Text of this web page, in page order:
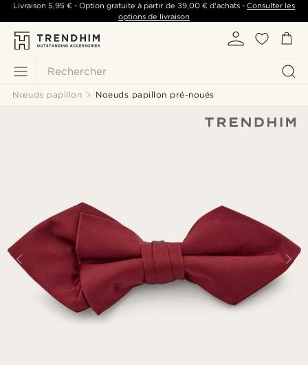
Rechercher
Livraison 5,95 €- Option gratuite à partir de 39,00 €d'achats -Consulter les
options de livraison
Nœuds papillon Noeuds papillon pré-noués